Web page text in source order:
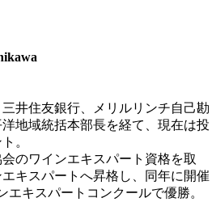
井住友銀行、メリルリンチ自己勘
地域統括本部長を経て、現在は投
。
のワインエキスパート資格を取
キスパートへ昇格し、同年に開催
エキスパートコンクールで優勝。